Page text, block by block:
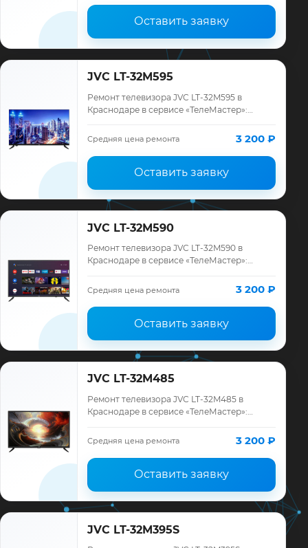
Оставить заявку
JVC LT-32M595
Ремонт телевизора JVC LT-32M595 в
Краснодаре в сервисе «ТелеМастер»:
ремонта, запчасти и гарантия до 12
месяцев.
Средняя цена ремонта 3 200 ₽
Оставить заявку
JVC LT-32M590
Ремонт телевизора JVC LT-32M590 в
Краснодаре в сервисе «ТелеМастер»:
ремонта, запчасти и гарантия до 12
месяцев.
Средняя цена ремонта 3 200 ₽
Оставить заявку
JVC LT-32M485
Ремонт телевизора JVC LT-32M485 в
Краснодаре в сервисе «ТелеМастер»:
ремонта, запчасти и гарантия до 12
месяцев.
Средняя цена ремонта 3 200 ₽
Оставить заявку
JVC LT-32M395S